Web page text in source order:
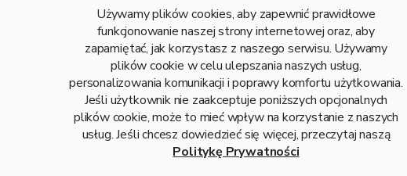
Używamy plików cookies, aby zapewnić prawidłowe
funkcjonowanie naszej strony internetowej oraz, aby
zapamiętać, jak korzystasz z naszego serwisu. Używamy
plików cookie w celu ulepszania naszych usług,
personalizowania komunikacji i poprawy komfortu użytkowania.
Jeśli użytkownik nie zaakceptuje poniższych opcjonalnych
plików cookie, może to mieć wpływ na korzystanie z naszych
usług. Jeśli chcesz dowiedzieć się więcej, przeczytaj naszą
Politykę Prywatności
S355
1,58 kg
4,74 kg
5,52 zł bez VAT